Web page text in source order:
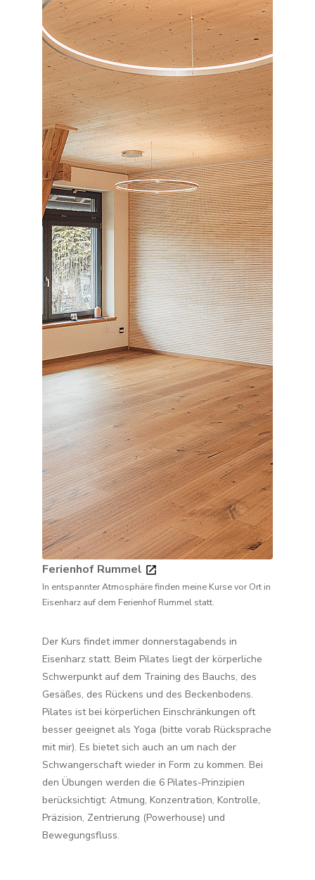
Ferienhof Rummel
In entspannter Atmosphäre finden meine Kurse vor Ort in
Eisenharz auf dem Ferienhof Rummel statt.
Der Kurs findet immer donnerstagabends in
Eisenharz statt. Beim Pilates liegt der körperliche
Schwerpunkt auf dem Training des Bauchs, des
Gesäßes, des Rückens und des Beckenbodens.
Pilates ist bei körperlichen Einschränkungen oft
besser geeignet als Yoga (bitte vorab Rücksprache
mit mir). Es bietet sich auch an um nach der
Schwangerschaft wieder in Form zu kommen. Bei
den Übungen werden die 6 Pilates-Prinzipien
berücksichtigt: Atmung, Konzentration, Kontrolle,
Präzision, Zentrierung (Powerhouse) und
Bewegungsfluss.